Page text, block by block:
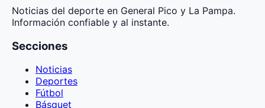
Noticias del deporte en General Pico y La Pampa.
Información confiable y al instante.
Secciones
Noticias
Deportes
Fútbol
Básquet